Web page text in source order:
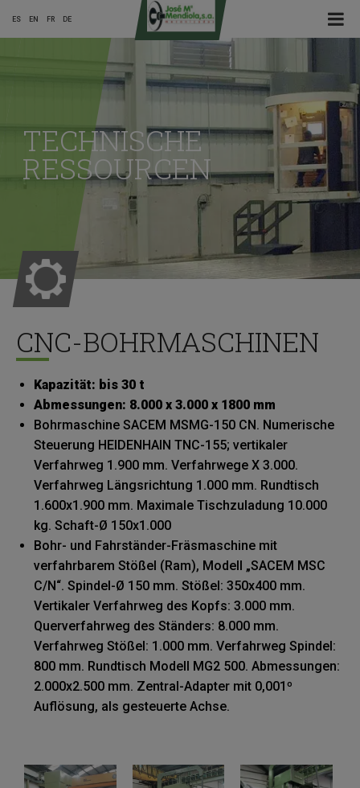
☰ Menu
ES EN FR DE
TECHNISCHE
RESSOURCEN
CNC-BOHRMASCHINEN
Kapazität: bis 30 t
Abmessungen: 8.000 x 3.000 x 1800 mm
Bohrmaschine SACEM MSMG-150 CN. Numerische
Steuerung HEIDENHAIN TNC-155; vertikaler
Verfahrweg 1.900 mm. Verfahrwege X 3.000.
Verfahrweg Längsrichtung 1.000 mm. Rundtisch
1.600x1.900 mm. Maximale Tischzuladung 10.000
kg. Schaft-Ø 150x1.000
Bohr- und Fahrständer-Fräsmaschine mit
verfahrbarem Stößel (Ram), Modell „SACEM MSC
C/N“. Spindel-Ø 150 mm. Stößel: 350x400 mm.
Vertikaler Verfahrweg des Kopfs: 3.000 mm.
Querverfahrweg des Ständers: 8.000 mm.
Verfahrweg Stößel: 1.000 mm. Verfahrweg Spindel:
800 mm. Rundtisch Modell MG2 500. Abmessungen:
2.000x2.500 mm. Zentral-Adapter mit 0,001º
Auflösung, als gesteuerte Achse.